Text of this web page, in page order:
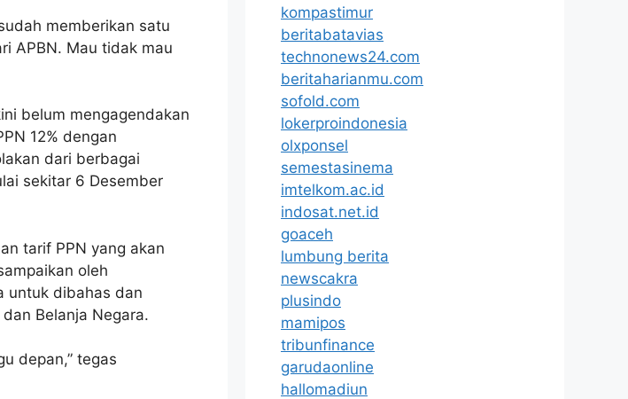
memberikan satu
APBN. Mau tidak mau
belum mengagendakan
12% dengan
dari berbagai
sekitar 6 Desember
tarif PPN yang akan
oleh
untuk dibahas dan
Belanja Negara.
depan,” tegas
kompastimur
beritabatavias
technonews24.com
beritaharianmu.com
sofold.com
lokerproindonesia
olxponsel
semestasinema
imtelkom.ac.id
indosat.net.id
goaceh
lumbung berita
newscakra
plusindo
mamipos
tribunfinance
garudaonline
hallomadiun